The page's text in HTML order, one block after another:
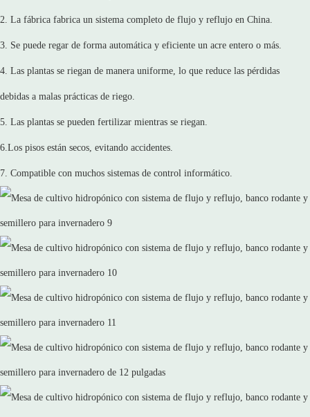
2. La fábrica fabrica un sistema completo de flujo y reflujo en China.
3. Se puede regar de forma automática y eficiente un acre entero o más.
4. Las plantas se riegan de manera uniforme, lo que reduce las pérdidas
debidas a malas prácticas de riego.
5. Las plantas se pueden fertilizar mientras se riegan.
6.Los pisos están secos, evitando accidentes.
7. Compatible con muchos sistemas de control informático.